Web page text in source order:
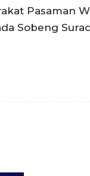
Pasaman
Sobeng